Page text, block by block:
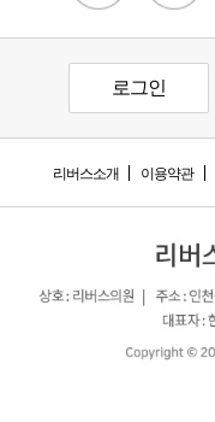
로그인
리버스소개 이용약관